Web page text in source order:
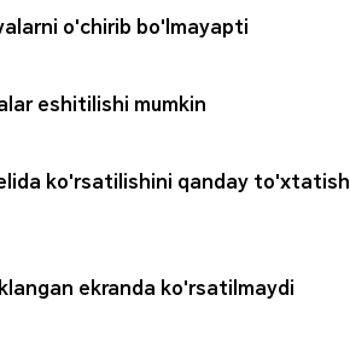
o'chirib bo'lmayapti
eshitilishi mumkin
ko'rsatilishini qanday to'xtatish
ekranda ko'rsatilmaydi